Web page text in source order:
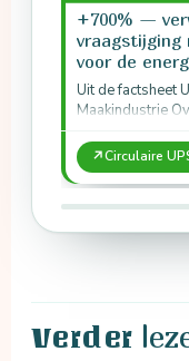
+700% —
vraagstijging
voor de
Uit de factsheet
Maakindustrie
↗Circulaire
Verder